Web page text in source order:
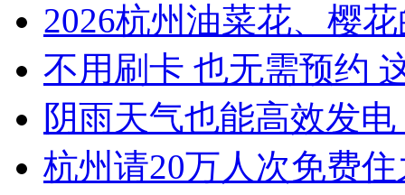
2026杭州油菜花、樱
不用刷卡 也无需预约
阴雨天气也能高效发
杭州请20万人次免费